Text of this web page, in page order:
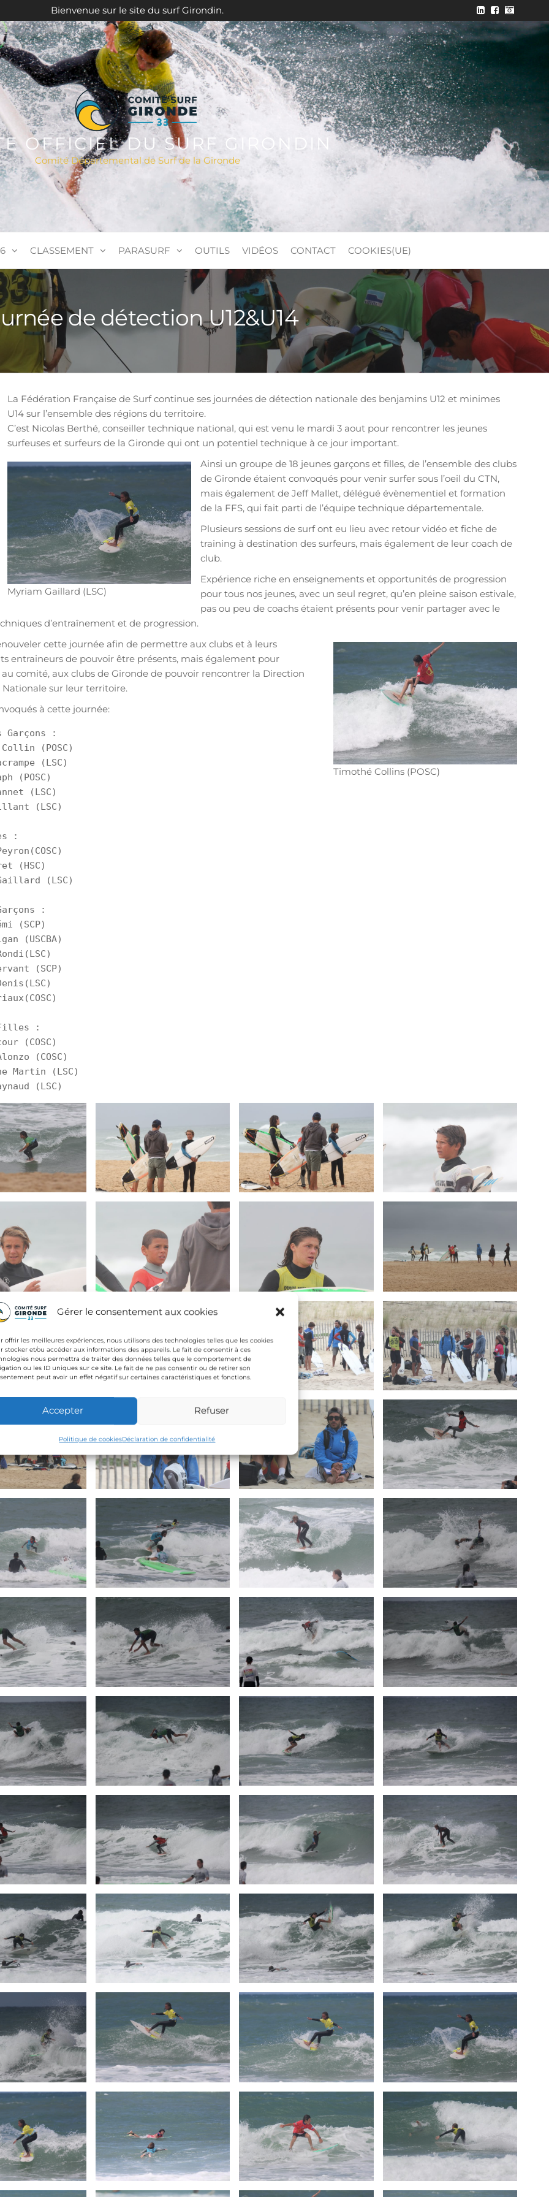
Gérer le consentement aux cookies
offrir les meilleures expériences, nous utilisons des technologies telles que les cookies
stocker et/ou accéder aux informations des appareils. Le fait de consentir à ces
nous permettra de traiter des données telles que le comportement de
ou les ID uniques sur ce site. Le fait de ne pas consentir ou de retirer son
peut avoir un effet négatif sur certaines caractéristiques et fonctions.
Accepter Refuser
Politique de cookiesDéclaration de confidentialité
Bienvenue sur le site du surf Girondin.
OFFICIEL DU SURF GIRONDIN
Comité Départemental de Surf de la Gironde
CLASSEMENT PARASURF OUTILS VIDÉOS CONTACT COOKIES(UE)
de détection U12&U14
La Fédération Française de Surf continue ses journées de détection nationale des benjamins U12 et minimes
U14 sur l’ensemble des régions du territoire.
C’est Nicolas Berthé, conseiller technique national, qui est venu le mardi 3 aout pour rencontrer les jeunes
surfeuses et surfeurs de la Gironde qui ont un potentiel technique à ce jour important.
Myriam Gaillard (LSC)
Ainsi un groupe de 18 jeunes garçons et filles, de l’ensemble des clubs
de Gironde étaient convoqués pour venir surfer sous l’oeil du CTN,
mais également de Jeff Mallet, délégué évènementiel et formation
de la FFS, qui fait parti de l’équipe technique départementale.
Plusieurs sessions de surf ont eu lieu avec retour vidéo et fiche de
training à destination des surfeurs, mais également de leur coach de
club.
Expérience riche en enseignements et opportunités de progression
pour tous nos jeunes, avec un seul regret, qu’en pleine saison estivale,
pas ou peu de coachs étaient présents pour venir partager avec le
d’entraînement et de progression.
Timothé Collins (POSC)
cette journée afin de permettre aux clubs et à leurs
entraineurs de pouvoir être présents, mais également pour
comité, aux clubs de Gironde de pouvoir rencontrer la Direction
sur leur territoire.
à cette journée:
Garçons :
(POSC)
(LSC)
(POSC)
(LSC)
(LSC)
:
(HSC)
(LSC)
:
(SCP)
(USCBA)
(SCP)
:
(COSC)
(COSC)
Martin (LSC)
(LSC)